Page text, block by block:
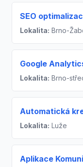
SEO
Lokalita: Brno-
Google
Lokalita: Brno-
Automatická
Lokalita: Luže
Aplikace